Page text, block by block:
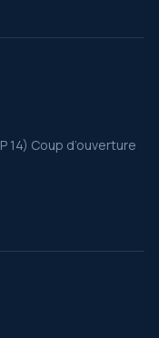
14) Coup d’ouverture